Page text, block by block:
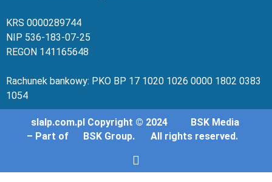
KRS 0000289744
NIP 536-183-07-25
REGON 141165648
Rachunek bankowy: PKO BP 17 1020 1026 0000 1802 0383
1054
slalp.com.pl Copyright © 2024
BSK Media
– Part of
BSK Group. All rights reserved.